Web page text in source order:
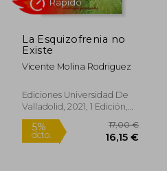
La Esquizofrenia no
Existe
Vicente Molina Rodriguez
Ediciones Universidad De
Valladolid, 2021, 1 Edición,
Tapa Blanda, Nuevo